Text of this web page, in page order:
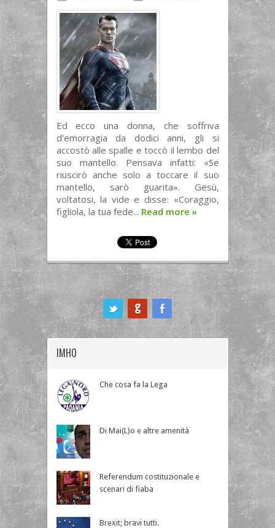
Ed ecco una donna, che soffriva
d’emorragia da dodici anni, gli si
accostò alle spalle e toccò il lembo del
suo mantello. Pensava infatti: «Se
riuscirò anche solo a toccare il suo
mantello, sarò guarita». Gesù,
voltatosi, la vide e disse: «Coraggio,
figliola, la tua fede... Read more »
IMHO
Che cosa fa la Lega
Di Mai(L)o e altre amenità
Referendum costituzionale e
scenari di fiaba
Brexit; bravi tutti.